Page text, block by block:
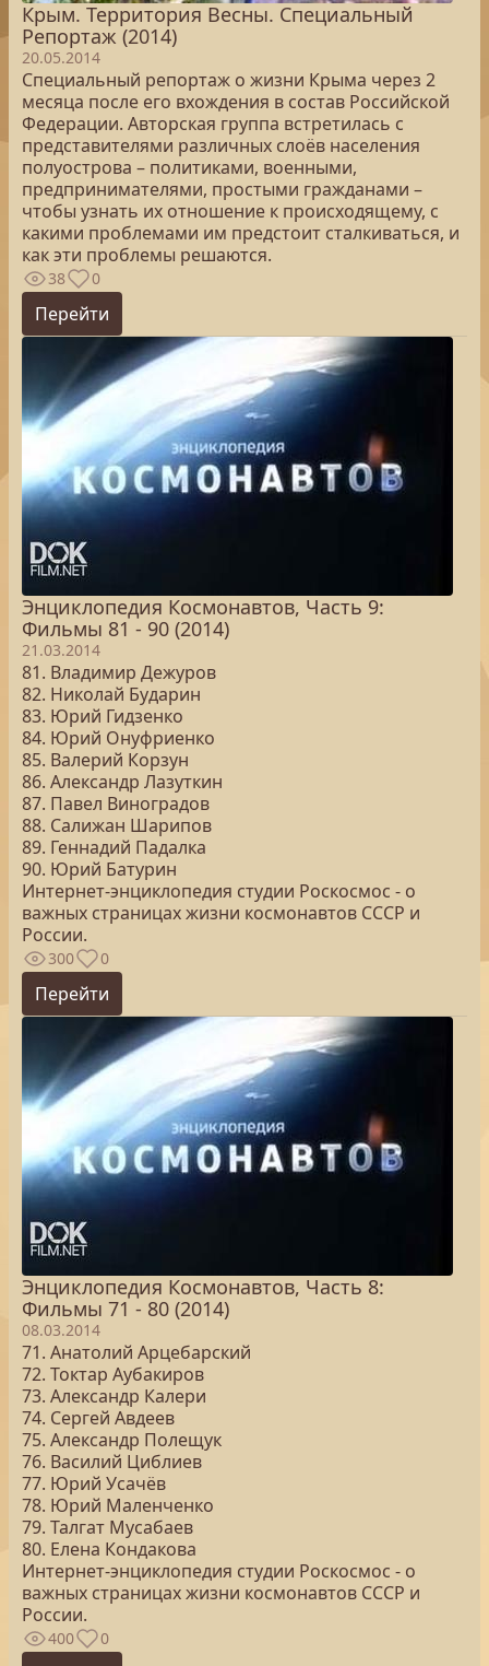
Крым. Территория Весны. Специальный
Репортаж (2014)
20.05.2014
Специальный репортаж о жизни Крыма через 2
месяца после его вхождения в состав Российской
Федерации. Авторская группа встретилась с
представителями различных слоёв населения
полуострова – политиками, военными,
предпринимателями, простыми гражданами –
чтобы узнать их отношение к происходящему, с
какими проблемами им предстоит сталкиваться, и
как эти проблемы решаются.
38 0
Перейти
Энциклопедия Космонавтов, Часть 9:
Фильмы 81 - 90 (2014)
21.03.2014
81. Владимир Дежуров
82. Николай Бударин
83. Юрий Гидзенко
84. Юрий Онуфриенко
85. Валерий Корзун
86. Александр Лазуткин
87. Павел Виноградов
88. Салижан Шарипов
89. Геннадий Падалка
90. Юрий Батурин
Интернет-энциклопедия студии Роскосмос - о
важных страницах жизни космонавтов СССР и
России.
300 0
Перейти
Энциклопедия Космонавтов, Часть 8:
Фильмы 71 - 80 (2014)
08.03.2014
71. Анатолий Арцебарский
72. Токтар Аубакиров
73. Александр Калери
74. Сергей Авдеев
75. Александр Полещук
76. Василий Циблиев
77. Юрий Усачёв
78. Юрий Маленченко
79. Талгат Мусабаев
80. Елена Кондакова
Интернет-энциклопедия студии Роскосмос - о
важных страницах жизни космонавтов СССР и
России.
400 0